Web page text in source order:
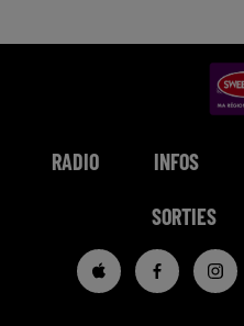
RADIO INFOS
SORTIES